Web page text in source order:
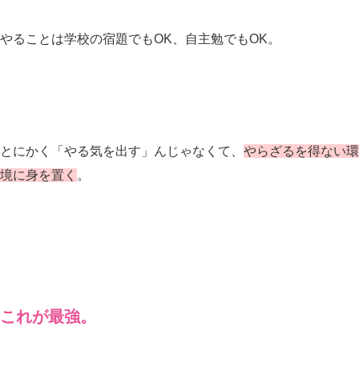
やることは学校の宿題でもOK、自主勉でもOK。
とにかく「やる気を出す」んじゃなくて、 やらざるを得ない環
境に身を置く 。
これが最強。